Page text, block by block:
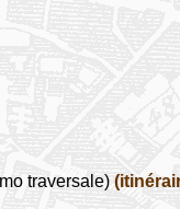
traversale)